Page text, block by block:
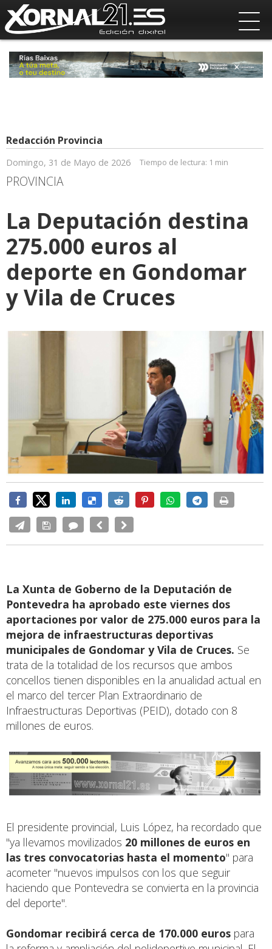
Redacción Provincia
Domingo, 31 de Mayo de 2026 Tiempo de lectura: 1 min
PROVINCIA
La Deputación destina
275.000 euros al
deporte en Gondomar
y Vila de Cruces
La Xunta de Goberno de la Deputación de
Pontevedra ha aprobado este viernes dos
aportaciones por valor de 275.000 euros para la
mejora de infraestructuras deportivas
municipales de Gondomar y Vila de Cruces. Se
trata de la totalidad de los recursos que ambos
concellos tienen disponibles en la anualidad actual en
el marco del tercer Plan Extraordinario de
Infraestructuras Deportivas (PEID), dotado con 8
millones de euros.
El presidente provincial, Luis López, ha recordado que
"ya llevamos movilizados 20 millones de euros en
las tres convocatorias hasta el momento" para
acometer "nuevos impulsos con los que seguir
haciendo que Pontevedra se convierta en la provincia
del deporte".
Gondomar recibirá cerca de 170.000 euros para